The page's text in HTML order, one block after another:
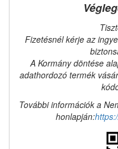
Fizetésnél kérje az
A Kormány döntése
adathordozó termék
További információk a
honlapján: